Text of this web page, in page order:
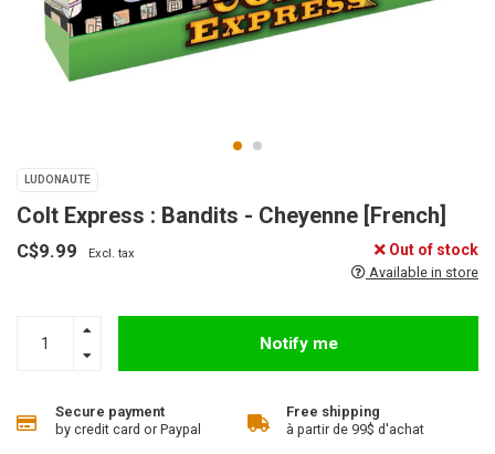
LUDONAUTE
Colt Express : Bandits - Cheyenne [French]
C$9.99 Excl. tax Out of stock
Available in store
Notify me
Secure payment
by credit card or Paypal
Free shipping
à partir de 99$ d'achat